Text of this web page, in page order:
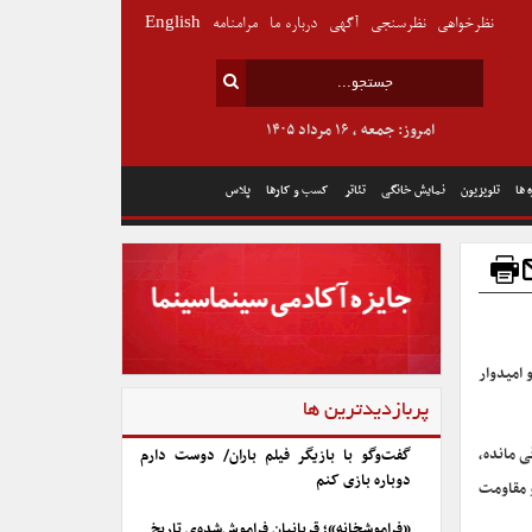
ها تلویزیون نمایش خانگی تئاتر کسب و کارها پلاس
امروز: جمعه , ۱۶ مرداد ۱۴۰۵
نظرخواهی نظرسنجی آگهی درباره ما مرامنامه English
و امیدوار
در حالیکه تنها یک روز تا آغاز سال ۲۰۲۱ باقی مانده،
مقاومت
پربازدیدترین ها
گفت‌وگو با بازیگر فیلم باران/ دوست دارم
دوباره بازی کنم